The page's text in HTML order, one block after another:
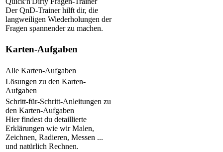
Der QnD-Trainer hilft dir, die
langweiligen Wiederholungen der
Fragen spannender zu machen.
Karten-Aufgaben
Alle Karten-Aufgaben
Lösungen zu den Karten-
Aufgaben
Schritt-für-Schritt-Anleitungen zu
den Karten-Aufgaben
Hier findest du detaillierte
Erklärungen wie wir Malen,
Zeichnen, Radieren, Messen ...
und natürlich Rechnen.